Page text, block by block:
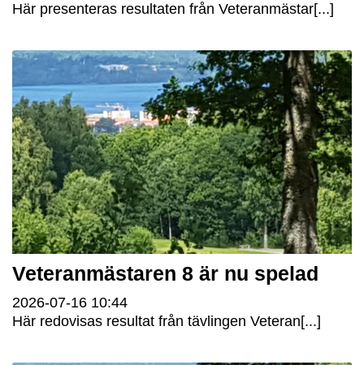
Här presenteras resultaten från Veteranmästar[...]
Veteranmästaren 8 är nu spelad
2026-07-16 10:44
Här redovisas resultat från tävlingen Veteran[...]